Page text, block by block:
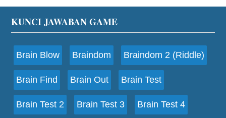
Footer
KUNCI JAWABAN GAME
Brain Blow Braindom Braindom 2 (Riddle)
Brain Find Brain Out Brain Test
Brain Test 2 Brain Test 3 Brain Test 4